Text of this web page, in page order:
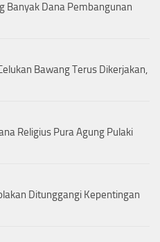
Banyak Dana Pembangunan
Bawang Terus Dikerjakan,
Religius Pura Agung Pulaki
Ditunggangi Kepentingan